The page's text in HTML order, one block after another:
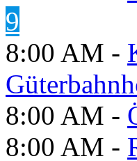
9
8:00 AM -
8:00 AM -
8:00 AM -